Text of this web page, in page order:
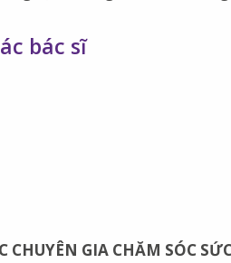
bác sĩ
GIA CHĂM SÓC